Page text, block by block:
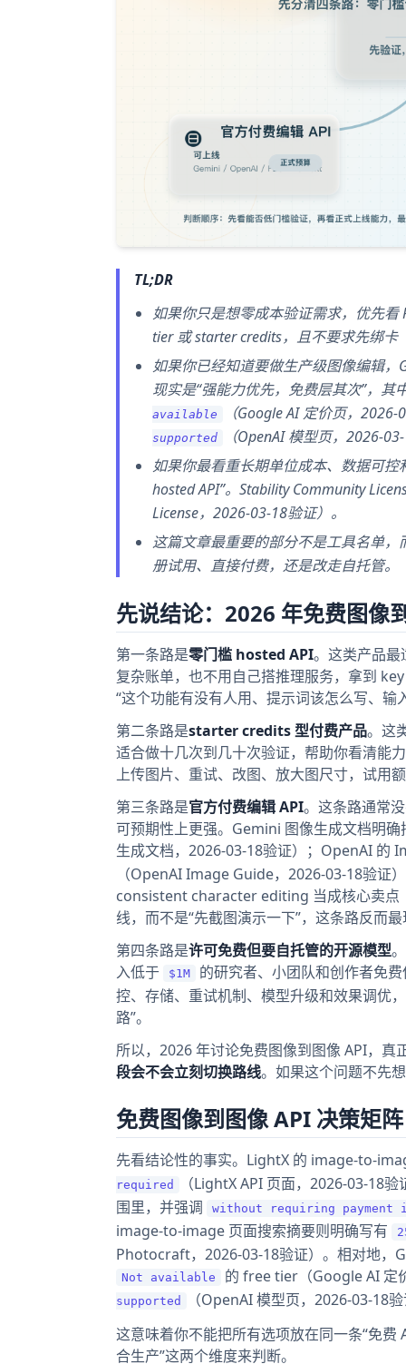
TL;DR
如果你只是想零成本验证需求，优先看
tier 或 starter credits，且不要求先绑
如果你已经知道要做生产级图像编辑，
现实是“强能力优先，免费层其次”，
available （Google AI 定价页，
supported
（OpenAI 模型页，2026-
如果你最看重长期单位成本、数据可
hosted API”。Stability Community
License，2026-03-18验证）。
这篇文章最重要的部分不是工具名单，
册试用、直接付费，还是改走自托管。
先说结论：2026 年免费图像
第一条路是零门槛 hosted API。这类产品最
复杂账单，也不用自己搭推理服务，拿到
“这个功能有没有人用、提示词该怎么写、输
第二条路是starter credits 型付费产品。这
适合做十几次到几十次验证，帮助你看清能
上传图片、重试、改图、放大图尺寸，试用
第三条路是官方付费编辑 API。这条路通常
可预期性上更强。Gemini 图像生成文档明
生成文档，2026-03-18验证）；OpenAI 的
（OpenAI Image Guide，2026-03-18验
consistent character editing 当成核心卖点
线，而不是“先截图演示一下”，这条路反而
第四条路是许可免费但要自托管的开源模型
入低于
$1M
的研究者、小团队和创作者免
控、存储、重试机制、模型升级和效果调优
路”。
所以，2026 年讨论免费图像到图像 API，真
段会不会立刻切换路线。如果这个问题不先
免费图像到图像 API 决策矩
先看结论性的事实。LightX 的 image-to-
required
（LightX API 页面，2026-03-18
围里，并强调
without requiring payment
image-to-image 页面搜索摘要则明确写有
Photocraft，2026-03-18验证）。相对地，
Not available 的 free tier（Google AI 定
supported
（OpenAI 模型页，2026-03-18
这意味着你不能把所有选项放在同一条“免费
合生产”这两个维度来判断。